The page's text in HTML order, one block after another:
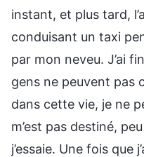
instant, et plus tard,
conduisant un taxi
par mon neveu. J’ai
gens ne peuvent pas
dans cette vie, je ne
m’est pas destiné,
j’essaie. Une fois que